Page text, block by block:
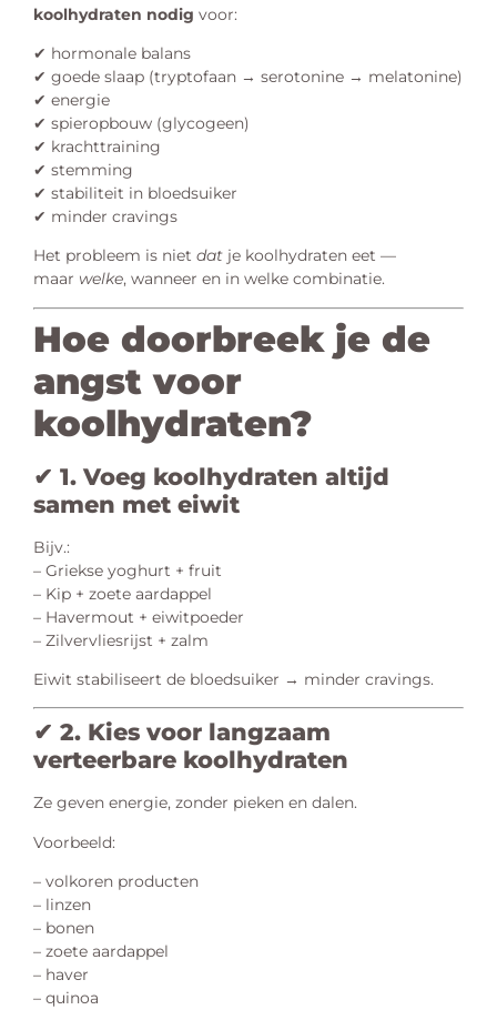
koolhydraten nodig voor:
✔ hormonale balans
✔ goede slaap (tryptofaan → serotonine → melatonine)
✔ energie
✔ spieropbouw (glycogeen)
✔ krachttraining
✔ stemming
✔ stabiliteit in bloedsuiker
✔ minder cravings
Het probleem is niet dat je koolhydraten eet —
maar welke, wanneer en in welke combinatie.
Hoe doorbreek je de
angst voor
koolhydraten?
✔ 1. Voeg koolhydraten altijd
samen met eiwit
Bijv.:
– Griekse yoghurt + fruit
– Kip + zoete aardappel
– Havermout + eiwitpoeder
– Zilvervliesrijst + zalm
Eiwit stabiliseert de bloedsuiker → minder cravings.
✔ 2. Kies voor langzaam
verteerbare koolhydraten
Ze geven energie, zonder pieken en dalen.
Voorbeeld:
– volkoren producten
– linzen
– bonen
– zoete aardappel
– haver
– quinoa